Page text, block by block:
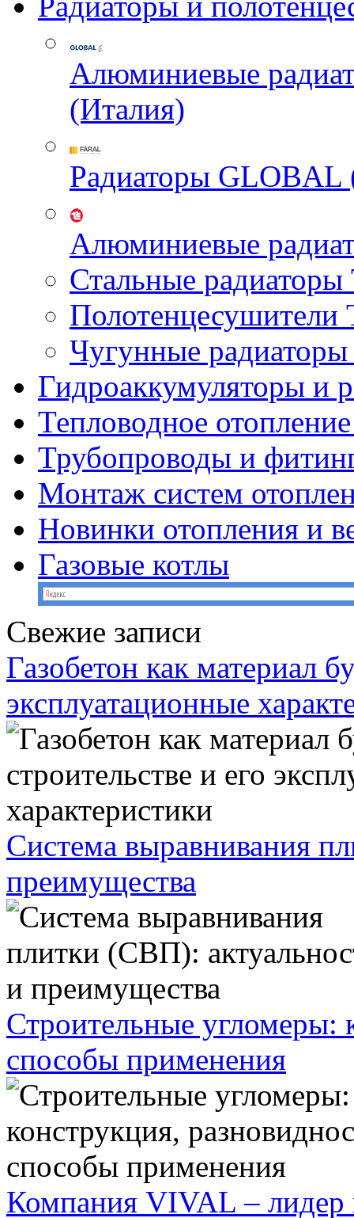
Алюминиевые
(Италия)
Радиаторы GLOBAL
Алюминиевые
Стальные
Чугунные
Гидроаккумуляторы и
Тепловодное
Трубопроводы и
Монтаж систем
Новинки отопления и
Газовые котлы
Свежие записи
Газобетон как материал
эксплуатационные
Система выравнивания
преимущества
Строительные угломеры:
способы применения
Компания VIVAL – лидер